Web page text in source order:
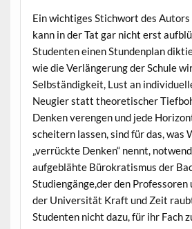
Ein wichtiges Stichwort des
kann in der Tat gar nicht erst
Studenten einen Stundenplan
wie die Verlängerung der Schule
Selbständigkeit, Lust an
Neugier statt theoretischer
Denken verengen und jede
scheitern lassen, sind für das, was
„verrückte Denken“ nennt,
aufgeblähte Bürokratismus der
Studiengänge,der den Professoren
der Universität Kraft und Zeit
Studenten nicht dazu, für ihr Fach